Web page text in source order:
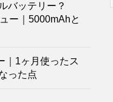
バッテリー？
ー｜5000mAhと
｜1ヶ月使ったス
った点